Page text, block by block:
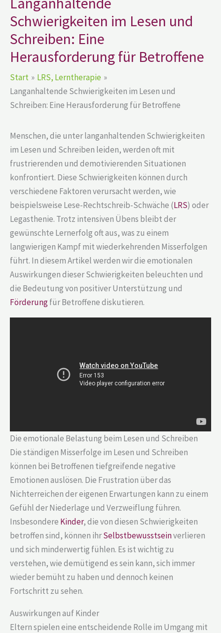
Schwierigkeiten im Lesen und
Schreiben: Eine
Herausforderung für Betroffene
Start
LRS, Lerntherapie
Langanhaltende Schwierigkeiten im Lesen und
Schreiben: Eine Herausforderung für Betroffene
Menschen, die unter langanhaltenden Schwierigkeiten
im Lesen und Schreiben leiden, werden oft mit
frustrierenden und demotivierenden Situationen
konfrontiert. Diese Schwierigkeiten können durch
verschiedene Faktoren verursacht werden, wie
beispielsweise Lese-Rechtschreib-Schwäche (LRS) oder
Legasthenie. Trotz intensiven Übens bleibt der
gewünschte Lernerfolg oft aus, was zu einem
langwierigen Kampf mit wiederkehrenden Misserfolgen
führt. In diesem Artikel werden wir die emotionalen
Auswirkungen dieser Schwierigkeiten beleuchten und
die Bedeutung von positiver Unterstützung und
Förderungfür Betroffene diskutieren.
Die emotionale Belastung beim Lesen und Schreiben
Die ständigen Misserfolge im Lesen und Schreiben
können bei Betroffenen tiefgreifende negative
Emotionen auslösen. Die Frustration über das
Nichterreichen der eigenen Erwartungen kann zu einem
Gefühl der Niederlage und Verzweiflung führen.
Insbesondere Kinder, die von diesen Schwierigkeiten
betroffen sind, können ihrSelbstbewusstseinverlieren
und sich minderwertig fühlen. Es ist wichtig zu
verstehen, wie demütigend es sein kann, sich immer
wieder bemüht zu haben und dennoch keinen
Fortschritt zu sehen.
Auswirkungen auf Kinder
Eltern spielen eine entscheidende Rolle im Umgang mit